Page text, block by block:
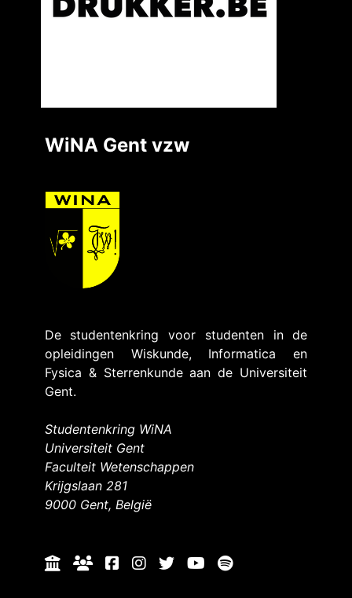
WiNA Gent vzw
De studentenkring voor studenten in de
opleidingen Wiskunde, Informatica en
Fysica & Sterrenkunde aan de Universiteit
Gent.
Studentenkring WiNA
Universiteit Gent
Faculteit Wetenschappen
Krijgslaan 281
9000 Gent, België